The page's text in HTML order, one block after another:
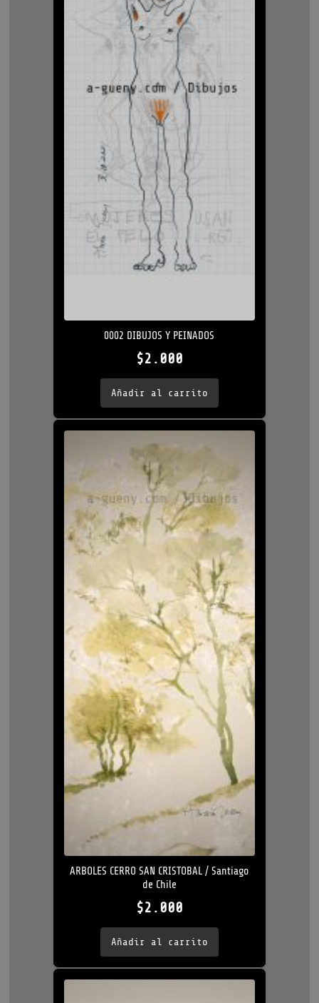
0002 DIBUJOS Y PEINADOS
$2.000
Añadir al carrito
ARBOLES CERRO SAN CRISTOBAL / Santiago
de Chile
$2.000
Añadir al carrito